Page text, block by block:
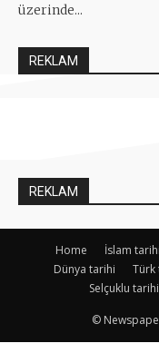
üzerinde...
REKLAM
REKLAM
Home İslam tarihi
Dünya tarihi
Türk
Selçuklu tarihi
©